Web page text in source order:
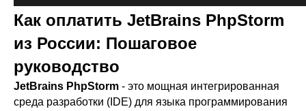
Как оплатить JetBrains PhpStorm
из России: Пошаговое
руководство
JetBrains PhpStorm - это мощная интегрированная
среда разработки (IDE) для языка программирования